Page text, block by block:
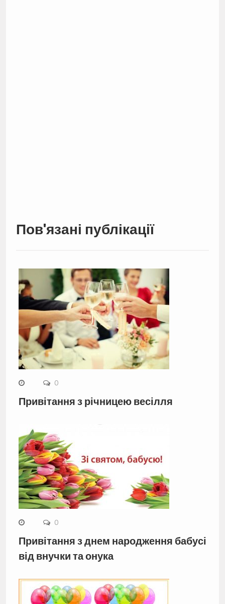
Пов'язані публікації
0
Привітання з річницею весілля
0
Привітання з днем народження бабусі
від внучки та онука